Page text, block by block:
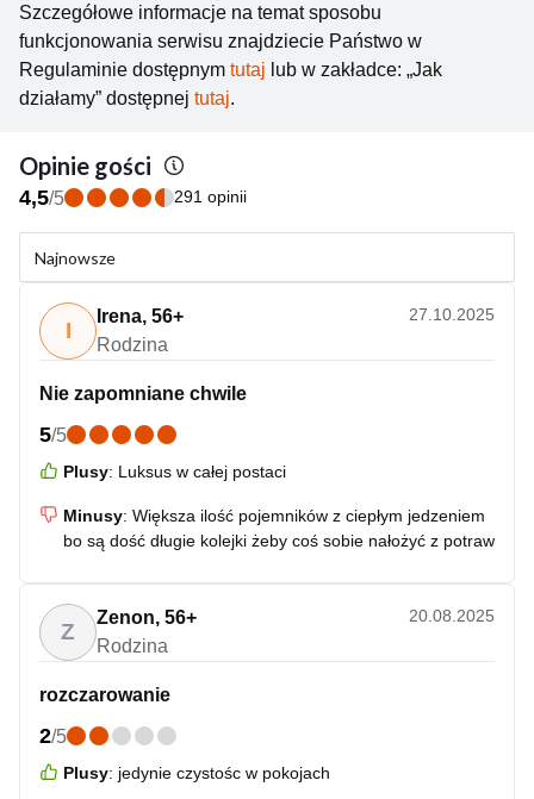
Szczegółowe informacje na temat sposobu
funkcjonowania serwisu znajdziecie Państwo w
Regulaminie dostępnym tutaj lub w zakładce: „Jak
działamy” dostępnej tutaj.
Opinie gości
4,5/5 291 opinii
Najnowsze
I
Irena, 56+
Rodzina
Nie zapomniane chwile
5/5
Plusy: Luksus w całej postaci
Minusy: Większa ilość pojemników z ciepłym jedzeniem
bo są dość długie kolejki żeby coś sobie nałożyć z potraw
27.10.2025
Z
Zenon, 56+
Rodzina
rozczarowanie
2/5
Plusy: jedynie czystośc w pokojach
20.08.2025